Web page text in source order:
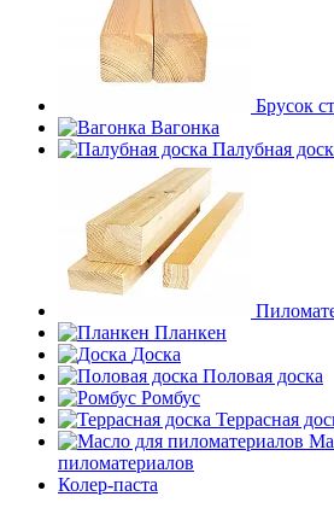
Брусок
Вагонка
Палубная
Планкен
Доска
Половая доска
Ромбус
Террасная
пиломатериалов
Колер-паста